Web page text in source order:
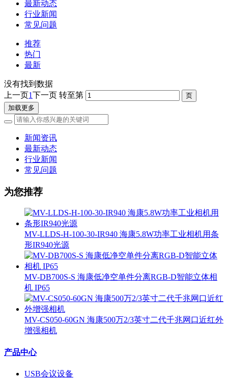
最新动态
行业新闻
常见问题
推荐
热门
最新
没有找到数据
上一页1下一页 转至第
加载更多
新闻资讯
最新动态
行业新闻
常见问题
为您推荐
MV-LLDS-H-100-30-IR940 海康5.8W功率工业相机用条
形IR940光源
MV-DB700S-S 海康低净空单件分离RGB-D智能立体相
机 IP65
MV-CS050-60GN 海康500万2/3英寸二代千兆网口近红外
增强相机
产品中心
USB会议设备